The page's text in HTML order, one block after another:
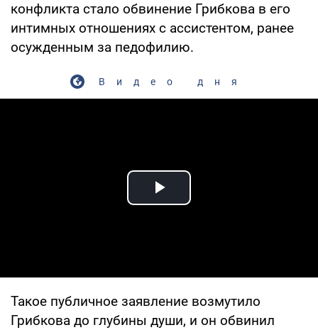
конфликта стало обвинение Грибкова в его
интимных отношениях с ассистентом, ранее
осужденным за педофилию.
Видео дня
Play Video
Такое публичное заявление возмутило
Грибкова до глубины души, и он обвинил